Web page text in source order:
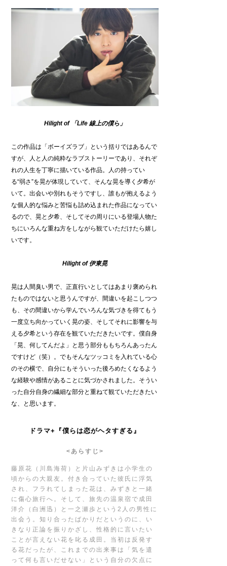
Hilight of 「Life 線上の僕ら」
この作品は「ボーイズラブ」という括りではあるんで
すが、人と人の純粋なラブストーリーであり、それぞ
れの人生を丁寧に描いている作品。人の持ってい
る“弱さ”を晃が体現していて、そんな晃を導く夕希が
いて。出会いや別れもそうですし、誰もが抱えるよう
な個人的な悩みと苦悩も詰め込まれた作品になってい
るので、晃と夕希、そしてその周りにいる登場人物た
ちにいろんな重ね方をしながら観ていただけたら嬉し
いです。
Hilight of 伊東晃
晃は人間臭い男で、正直行いとしてはあまり褒められ
たものではないと思うんですが、間違いを起こしつつ
も、その間違いから学んでいろんな気づきを得てもう
一度立ち向かっていく晃の姿、そしてそれに影響を与
える夕希という存在を観ていただきたいです。僕自身
「晃、何してんだよ」と思う部分ももちろんあったん
ですけど（笑）。でもそんなツッコミを入れている心
のその横で、自分にもそういった後ろめたくなるよう
な経験や感情があることに気づかされました。そうい
った自分自身の繊細な部分と重ねて観ていただきたい
な、と思います。
ドラマ+『僕らは恋がヘタすぎる』
< あらすじ>
藤原花（川島海荷）と片山みずきは小学生の
頃からの大親友。付き合っていた彼氏に浮気
され、フラれてしまった花は、みずきと一緒
に傷心旅行へ。そして、旅先の温泉宿で成田
洋介（白洲迅）と一之瀬歩という2人の男性に
出会う。知り合ったばかりだというのに、い
きなり正論を振りかざし、性格的に言いたい
ことが言えない花を叱る成田。当初は反発す
る花だったが、これまでの出来事は「気を遣
って何も言いだせない」という自分の欠点に